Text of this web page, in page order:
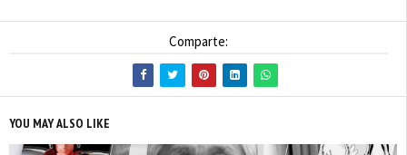
Comparte:
YOU MAY ALSO LIKE